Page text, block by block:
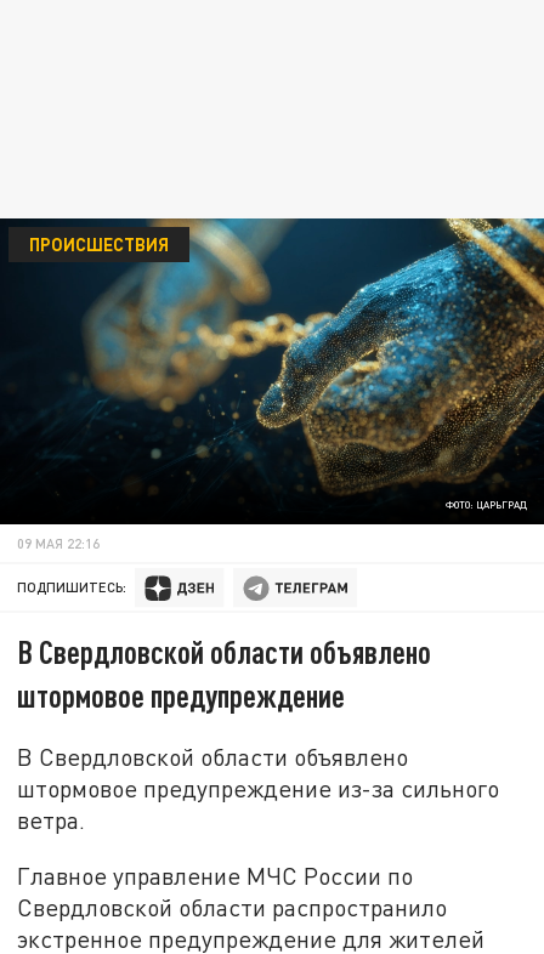
ФОТО: ЦАРЬГРАД
ПРОИСШЕСТВИЯ
09 МАЯ 22:16
ПОДПИШИТЕСЬ:
В Свердловской области объявлено
штормовое предупреждение
В Свердловской области объявлено
штормовое предупреждение из-за сильного
ветра.
Главное управление МЧС России по
Свердловской области распространило
экстренное предупреждение для жителей